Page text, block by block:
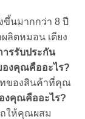
ขึ้นมากกว่า 8 ปี
ผลิตหมอน เตียง
ารรับประกัน
องคุณคืออะไร?
ทของสินค้าที่คุณ
งคุณคืออะไร?
ถให้คุณผสม